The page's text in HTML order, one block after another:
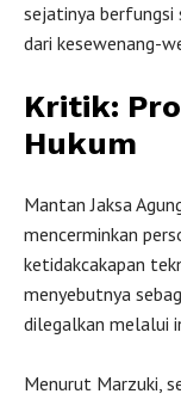
sejatinya berfungsi
dari kesewenang-
Kritik:
Hukum
Mantan Jaksa
mencerminkan
ketidakcakapan
menyebutnya
dilegalkan melalui
Menurut Marzuki,